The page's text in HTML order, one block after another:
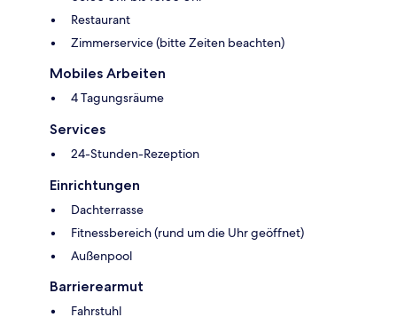
Restaurant
Zimmerservice (bitte Zeiten beachten)
Mobiles Arbeiten
4 Tagungsräume
Services
24-Stunden-Rezeption
Einrichtungen
Dachterrasse
Fitnessbereich (rund um die Uhr geöffnet)
Außenpool
Barrierearmut
Fahrstuhl